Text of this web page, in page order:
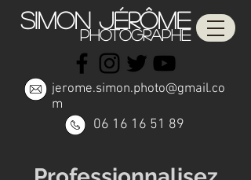
SIMON Jérôme
photographe
jerome.simon.photo@gmail.co
m
06 16 16 51 89